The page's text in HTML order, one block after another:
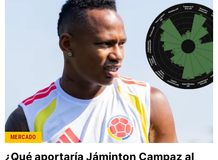
MERCADO
¿Qué aportaría Jáminton Campaz al